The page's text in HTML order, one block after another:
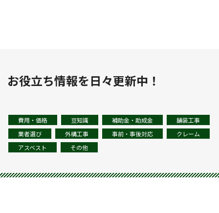
お役立ち情報を日々更新中！
費用・価格 豆知識 補助金・助成金
舗装工事
業者選び
外構工事 事前・事後対応
クレーム
アスベスト
その他